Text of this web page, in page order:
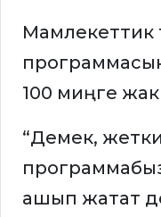
Мамлекеттик
100 миңге
“Демек,
ашып жатат